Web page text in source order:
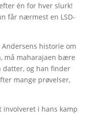
én for hver slurk!
får nærmest en LSD-
historie om
må maharajaen bære
og han finder
mange prøvelser,
i hans kamp